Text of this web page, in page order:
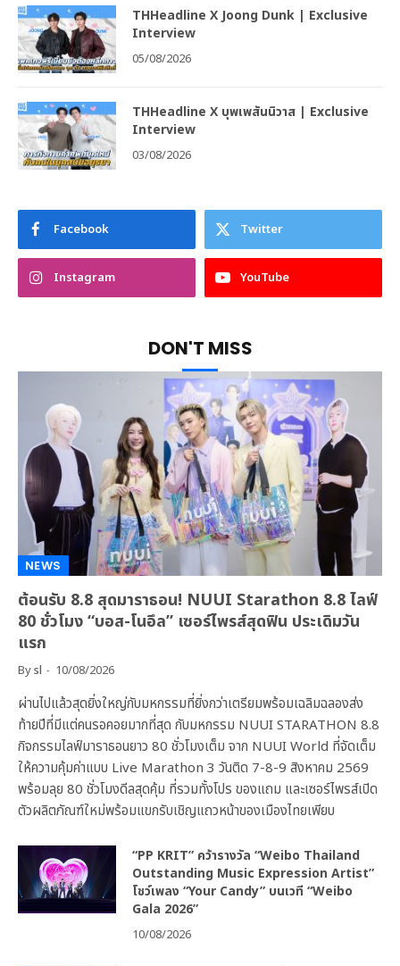
THHeadline X Joong Dunk | Exclusive
Interview
05/08/2026
THHeadline X บุพเพสันนิวาส | Exclusive
Interview
03/08/2026
Facebook Twitter
Instagram YouTube
DON'T MISS
NEWS
ต้อนรับ 8.8 สุดมาราธอน! NUUI Starathon 8.8 ไลฟ์
80 ชั่วโมง “บอส-โนอึล” เซอร์ไพรส์สุดฟิน ประเดิมวัน
แรก
Bysl 10/08/2026
ผ่านไปแล้วสุดยิ่งใหญ่กับมหกรรมที่ยิ่งกว่าเตรียมพร้อมเฉลิมฉลองส่ง
ท้ายปีที่มีแต่คนรอคอยมากที่สุด กับมหกรรม NUUI STARATHON 8.8
กิจกรรมไลฟ์มาราธอนยาว 80 ชั่วโมงเต็ม จาก NUUI World ที่จัดเต็ม
ให้ความคุ้มค่าแบบ Live Marathon 3 วันติด 7-8-9 สิงหาคม 2569
พร้อมลุย 80 ชั่วโมงดีลสุดคุ้ม ที่รวมทั้งโปร ของแถม และเซอร์ไพรส์เปิด
ตัวผลิตภัณฑ์ใหม่พร้อมแขกรับเชิญแถวหน้าของเมืองไทยเพียบ
“PP KRIT” คว้ารางวัล “Weibo Thailand
Outstanding Music Expression Artist”
โชว์เพลง “Your Candy” บนเวที “Weibo
Gala 2026”
10/08/2026